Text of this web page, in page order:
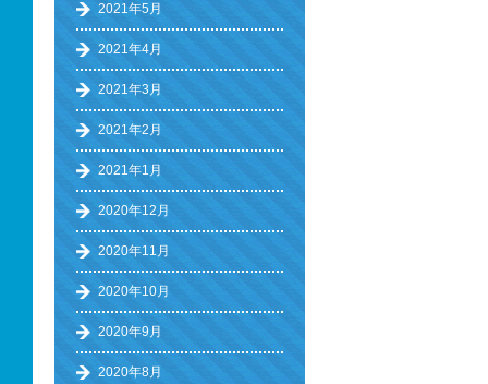
2021年5月
2021年4月
2021年3月
2021年2月
2021年1月
2020年12月
2020年11月
2020年10月
2020年9月
2020年8月